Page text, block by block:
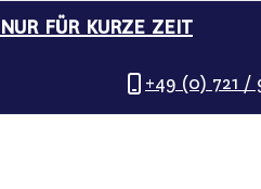
FÜR KURZE ZEIT
+49 (0) 721 /